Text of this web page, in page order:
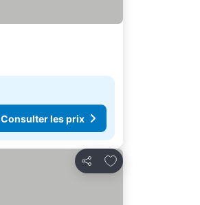
Consulter les prix
Partager
Ajouter à mes